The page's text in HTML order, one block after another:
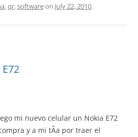
,qr,softwareon July 22, 2010.
mi nuevo celular un Nokia E72
y a mi tÃ­a por traer el